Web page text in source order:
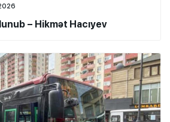
– Hikmət Hacıyev